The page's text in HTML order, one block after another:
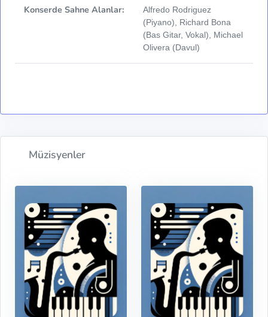
Konserde Sahne Alanlar:
Alfredo Rodriguez
(Piyano), Richard Bona
(Bas Gitar, Vokal), Michael
Olivera (Davul)
Müzisyenler